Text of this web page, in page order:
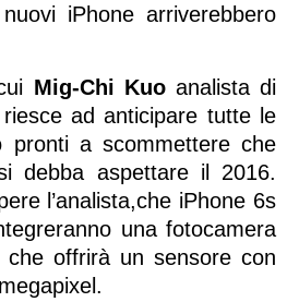
iPhone arriverebbero
Mig-Chi Kuoanalista di
ad anticipare tutte le
pronti a scommettere che
debba aspettare il 2016.
l’analista,che iPhone 6s
una fotocamera
che offrirà un sensore con